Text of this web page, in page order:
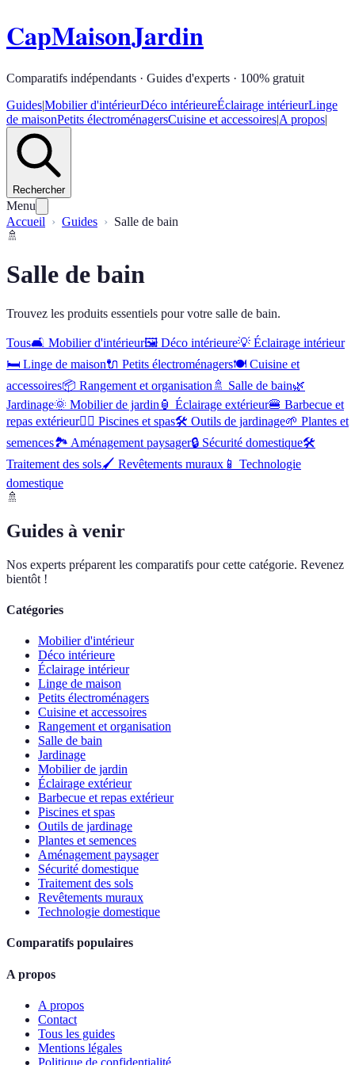
CapMaisonJardin
Comparatifs indépendants · Guides d'experts · 100% gratuit
Guides|Mobilier d'intérieurDéco intérieureÉclairage intérieurLinge
de maisonPetits électroménagersCuisine et accessoires|A propos|
Rechercher
Menu
Accueil
Guides
Salle de bain
🚿
Salle de bain
Trouvez les produits essentiels pour votre salle de bain.
Tous🛋️ Mobilier d'intérieur🖼️ Déco intérieure💡 Éclairage intérieur
🛏️ Linge de maison🔌 Petits électroménagers🍽️ Cuisine et
accessoires📦 Rangement et organisation 🚿 Salle de bain🌿
Jardinage🌞 Mobilier de jardin 🏮 Éclairage extérieur🍔 Barbecue et
repas extérieur🏊‍♂️ Piscines et spas🛠️ Outils de jardinage🌱 Plantes et
semences🏞️ Aménagement paysager🔒 Sécurité domestique🛠
Traitement des sols🖌️ Revêtements muraux 📱 Technologie
domestique
🚿
Guides à venir
Nos experts préparent les comparatifs pour cette catégorie. Revenez
bientôt !
Catégories
Mobilier d'intérieur
Déco intérieure
Éclairage intérieur
Linge de maison
Petits électroménagers
Cuisine et accessoires
Rangement et organisation
Salle de bain
Jardinage
Mobilier de jardin
Éclairage extérieur
Barbecue et repas extérieur
Piscines et spas
Outils de jardinage
Plantes et semences
Aménagement paysager
Sécurité domestique
Traitement des sols
Revêtements muraux
Technologie domestique
Comparatifs populaires
A propos
A propos
Contact
Tous les guides
Mentions légales
Politique de confidentialité